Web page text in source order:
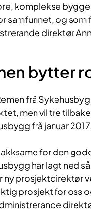
komplekse
samfunnet, og
direktør
bytter
frå
men vil tre
frå januar 2017.
for den
har lagt ned
ny prosjektdirektør
prosjekt for oss